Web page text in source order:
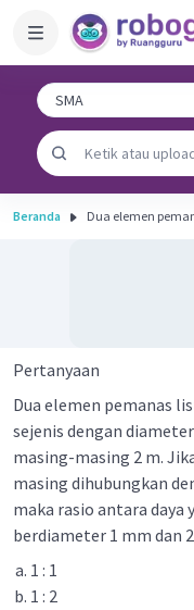
Beranda Dua elemen
Pertanyaan
Dua elemen pemanas
sejenis dengan
masing-masing 2 m.
masing dihubungkan
maka rasio antara daya
berdiameter 1 mm dan
1 : 1
1 : 2